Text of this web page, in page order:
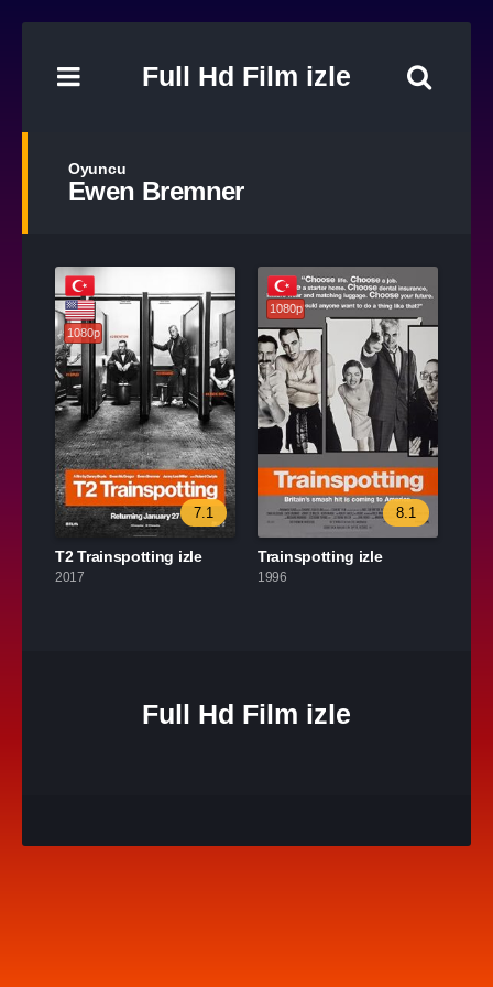
Full Hd Film izle
Oyuncu
Ewen Bremner
1080p
7.1
T2 Trainspotting izle
2017
1080p
8.1
Trainspotting izle
1996
Full Hd Film izle